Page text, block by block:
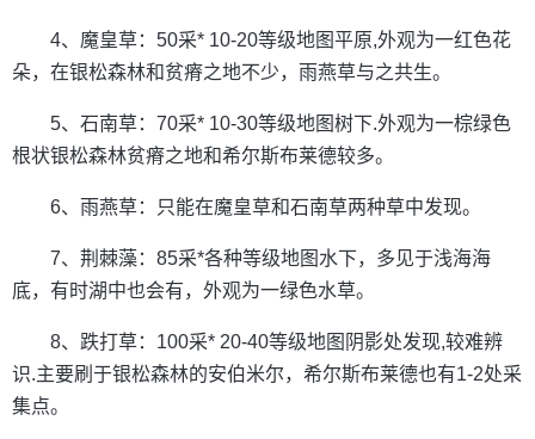
4、魔皇草：50采* 10-20等级地图平原,外观为一红色花
朵，在银松森林和贫瘠之地不少，雨燕草与之共生。
5、石南草：70采* 10-30等级地图树下.外观为一棕绿色
根状银松森林贫瘠之地和希尔斯布莱德较多。
6、雨燕草：只能在魔皇草和石南草两种草中发现。
7、荆棘藻：85采*各种等级地图水下，多见于浅海海
底，有时湖中也会有，外观为一绿色水草。
8、跌打草：100采* 20-40等级地图阴影处发现,较难辨
识.主要刷于银松森林的安伯米尔，希尔斯布莱德也有1-2处采
集点。